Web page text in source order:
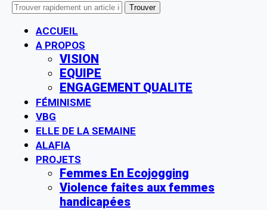
ACCUEIL
A PROPOS
VISION
EQUIPE
ENGAGEMENT QUALITE
FÉMINISME
VBG
ELLE DE LA SEMAINE
ALAFIA
PROJETS
Femmes En Ecojogging
Violence faites aux femmes
handicapées